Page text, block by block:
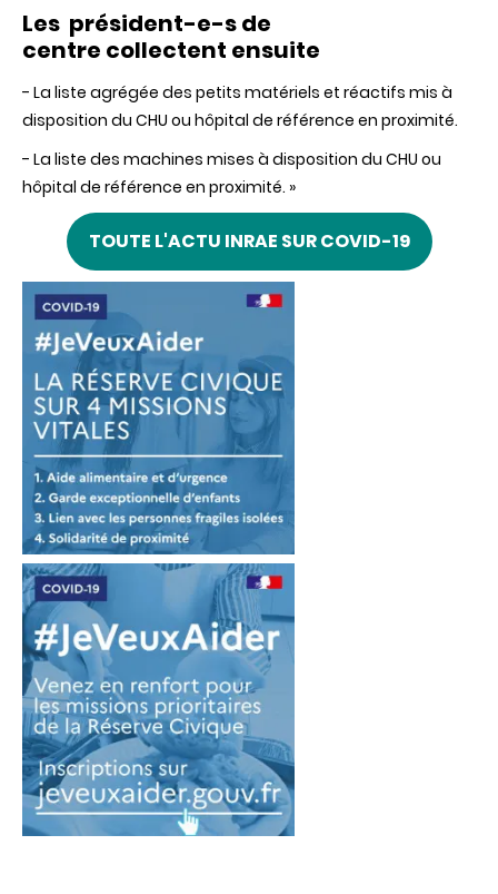
Les président-e-sde
centre collectent ensuite
- La liste agrégée des petits matériels et réactifs mis à
disposition du CHU ou hôpital de référence en proximité.
- La liste des machines mises à disposition du CHU ou
hôpital de référence en proximité. »
TOUTE L'ACTU INRAE SUR COVID-19